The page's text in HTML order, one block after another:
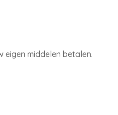
eigen middelen betalen.